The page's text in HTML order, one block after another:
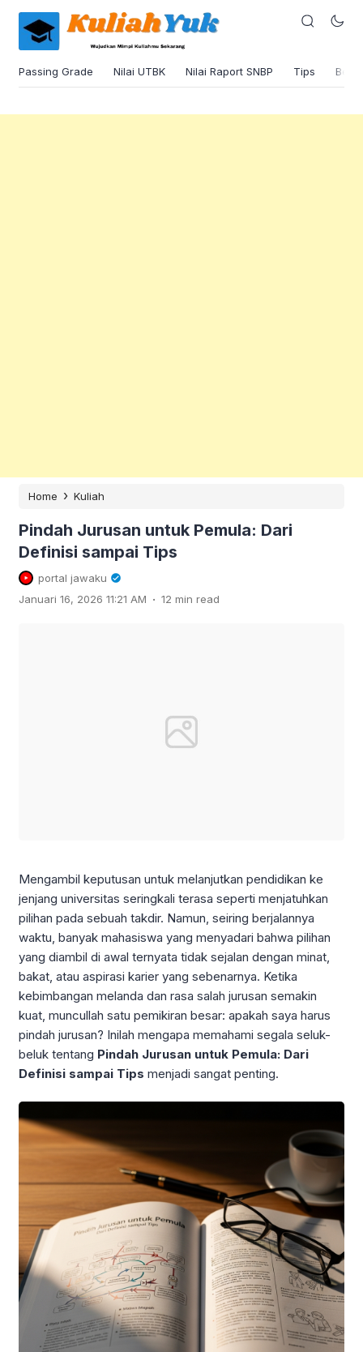
Passing Grade Nilai UTBK Nilai Raport SNBP Tips
Home › Kuliah
Pindah Jurusan untuk Pemula: Dari
Definisi sampai Tips
portal jawaku
Januari 16, 2026 11:21 AM . 12 min read
Mengambil keputusan untuk melanjutkan pendidikan ke
jenjang universitas seringkali terasa seperti menjatuhkan
pilihan pada sebuah takdir. Namun, seiring berjalannya
waktu, banyak mahasiswa yang menyadari bahwa pilihan
yang diambil di awal ternyata tidak sejalan dengan minat,
bakat, atau aspirasi karier yang sebenarnya. Ketika
kebimbangan melanda dan rasa salah jurusan semakin
kuat, muncullah satu pemikiran besar: apakah saya harus
pindah jurusan? Inilah mengapa memahami segala seluk-
beluk tentang Pindah Jurusan untuk Pemula: Dari
Definisi sampai Tips menjadi sangat penting.